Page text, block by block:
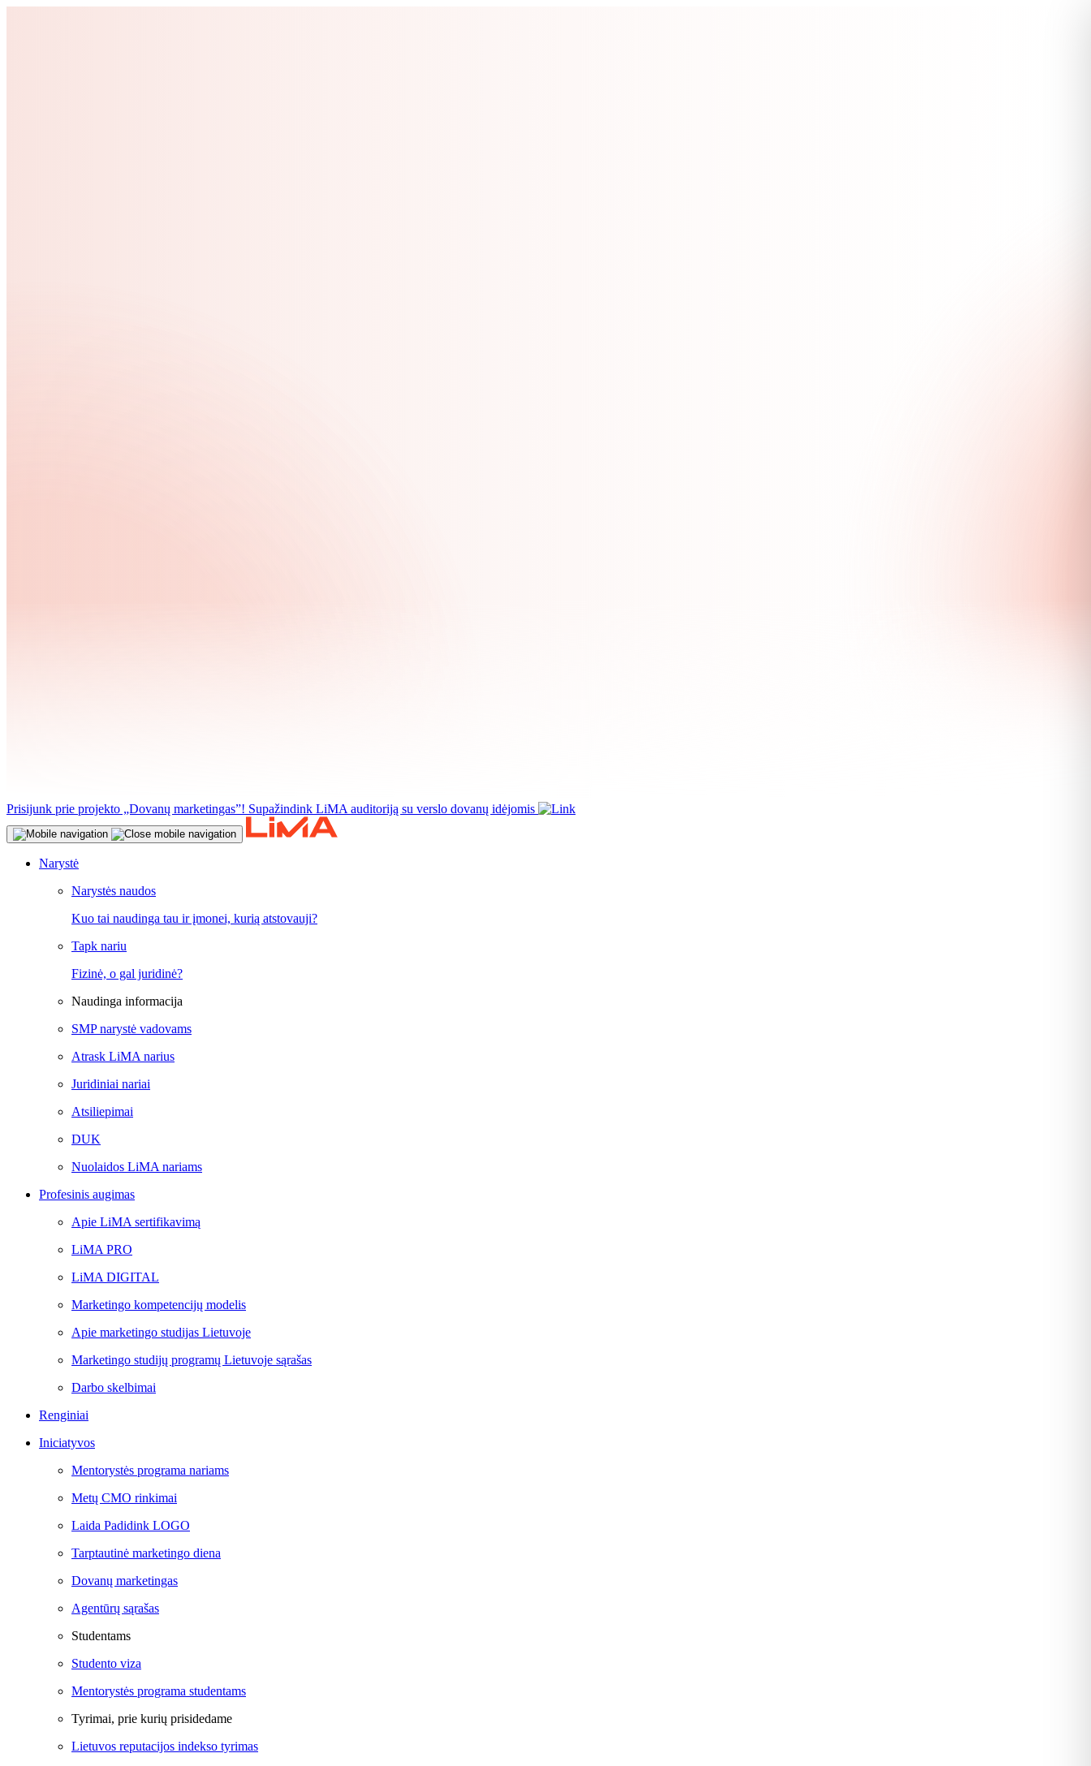
Prisijunk prie projekto „Dovanų marketingas”! Supažindink LiMA auditoriją su verslo dovanų idėjomis
Narystė
Narystės naudos
Kuo tai naudinga tau ir įmonei, kurią atstovauji?
Tapk nariu
Fizinė, o gal juridinė?
Naudinga informacija
SMP narystė vadovams
Atrask LiMA narius
Juridiniai nariai
Atsiliepimai
DUK
Nuolaidos LiMA nariams
Profesinis augimas
Apie LiMA sertifikavimą
LiMA PRO
LiMA DIGITAL
Marketingo kompetencijų modelis
Apie marketingo studijas Lietuvoje
Marketingo studijų programų Lietuvoje sąrašas
Darbo skelbimai
Renginiai
Iniciatyvos
Mentorystės programa nariams
Metų CMO rinkimai
Laida Padidink LOGO
Tarptautinė marketingo diena
Dovanų marketingas
Agentūrų sąrašas
Studentams
Studento viza
Mentorystės programa studentams
Tyrimai, prie kurių prisidedame
Lietuvos reputacijos indekso tyrimas